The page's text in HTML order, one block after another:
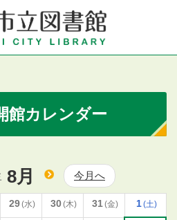
カレンダー
8月 今月へ
29(水) 30(木) 31 (金) 1(土)